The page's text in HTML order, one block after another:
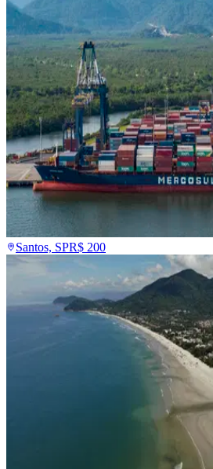
Santos, SPR$ 200